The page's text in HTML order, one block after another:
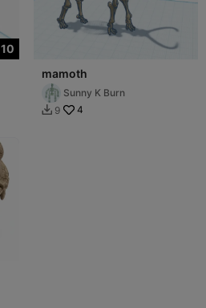
10
mamoth
Sunny K Burn
 9 4